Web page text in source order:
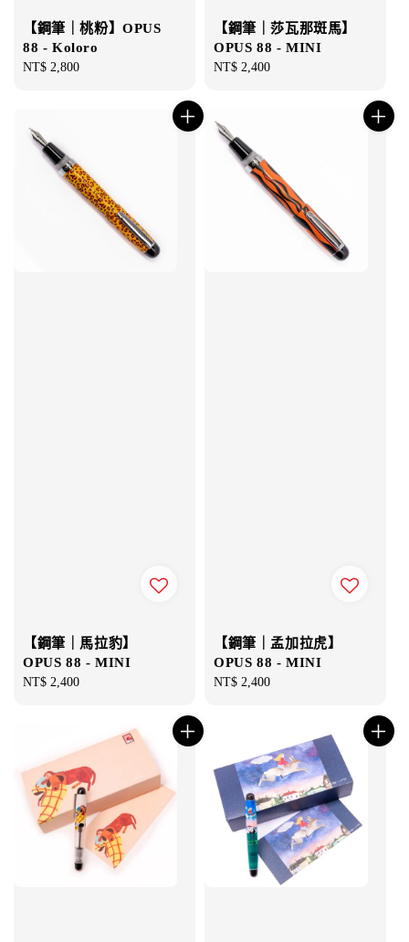
【鋼筆｜桃粉】OPUS
88 - Koloro
Regular
NT$ 2,800
【鋼筆｜莎瓦那斑馬】
OPUS 88 - MINI
Regular
NT$ 2,400
【鋼筆｜馬拉豹】
OPUS 88 - MINI
Regular
NT$ 2,400
【鋼筆｜孟加拉虎】
OPUS 88 - MINI
Regular
NT$ 2,400